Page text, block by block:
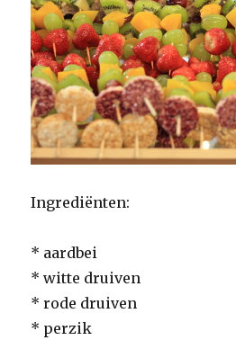
Ingrediënten:
* aardbei
* witte druiven
* rode druiven
* perzik